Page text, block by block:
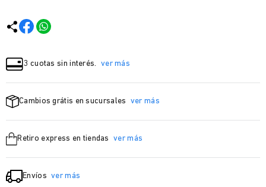
3 cuotas sin interés. ver más
Cambios grátis en sucursales ver más
Retiro express en tiendas ver más
Envíos ver más